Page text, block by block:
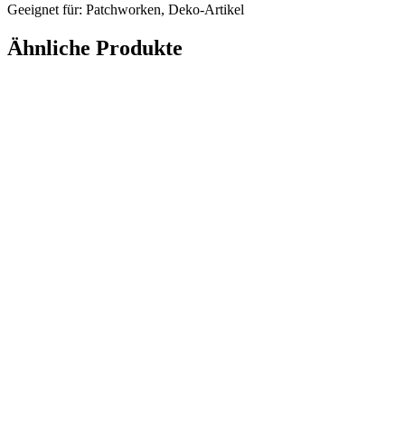
Geeignet für: Patchworken, Deko-Artikel
Ähnliche Produkte